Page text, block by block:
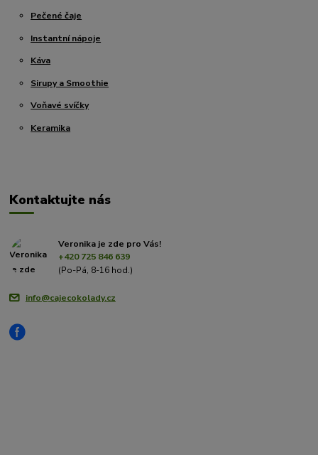
Pečené čaje
Instantní nápoje
Káva
Sirupy a Smoothie
Voňavé svíčky
Keramika
Kontaktujte nás
Veronika je zde pro Vás!
+420 725 846 639
(Po-Pá, 8-16 hod.)
info@cajecokolady.cz